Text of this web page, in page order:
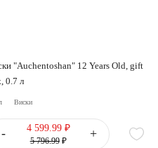
"Auchentoshan" 12 Years Old, gift
0.7 л
Виски
- 4 599.99 ₽
5 796.99₽
+